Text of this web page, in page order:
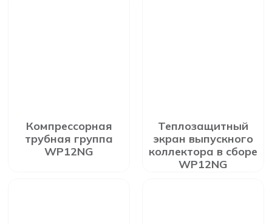
Компрессорная
трубная группа
WP12NG
Теплозащитный
экран выпускного
коллектора в сборе
WP12NG